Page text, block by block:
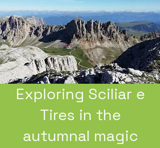
Exploring Sciliar e
Tires in the
autumnal magic